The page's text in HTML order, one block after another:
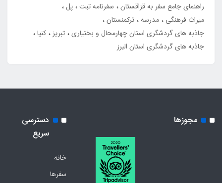
راهنمای جامع سفر به قزاقستان
سفرنامه تبت پل
میراث فرهنگی
مدرسه ترکمنستان
جاذبه های گردشگری استان چهارمحال و بختیاری تبریز
کنیا
جاذبه های گردشگری استان البرز
مجوزها
دسترسی
سریع
خانه
سفرها